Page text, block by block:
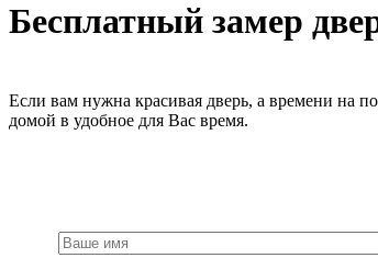
на
круглой
мм,
цвет
Бесплатный замер
Если вам нужна красивая дверь, а времени на
домой в удобное для Вас время.